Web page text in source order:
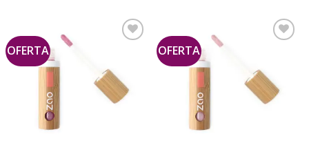
OFERTA
Añadir
a la
lista de
deseos
OFERTA
Añadir
a la
lista de
deseos